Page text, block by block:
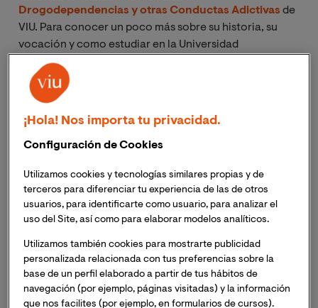
Drogodependencias y otras Conductas Adictivas de
VIU. Para conocer un poco más sobre su historia, su
vocación y como estudiar en la Universidad
Internacional de Valencia ha influido en su práctica
profesional y vida personal, le realizamos la siguiente
entrevista.
Mi nombre es María José Plaza Coronel, soy de
Ecuador y me gradué de psicóloga en la universidad
Internacional del Ecuador en el 2018, después de
obtener mi profesión buscaba algo que me agrade que
vaya muy acorde con la ayuda social y comunitaria,
además que siempre vi como importante el tema de la
drogodependencia a nivel mundial, quería seguir una
maestría con esas características y sobre todo que
hagan que siga en la rama de ayuda social que es lo que
¡Hola! Nos importa tu privacidad.
Configuración de Cookies
Utilizamos cookies y tecnologías similares propias y de
terceros para diferenciar tu experiencia de las de otros
usuarios, para identificarte como usuario, para analizar el
uso del Site, así como para elaborar modelos analíticos.
Utilizamos también cookies para mostrarte publicidad
personalizada relacionada con tus preferencias sobre la
base de un perfil elaborado a partir de tus hábitos de
navegación (por ejemplo, páginas visitadas) y la información
que nos facilites (por ejemplo, en formularios de cursos).